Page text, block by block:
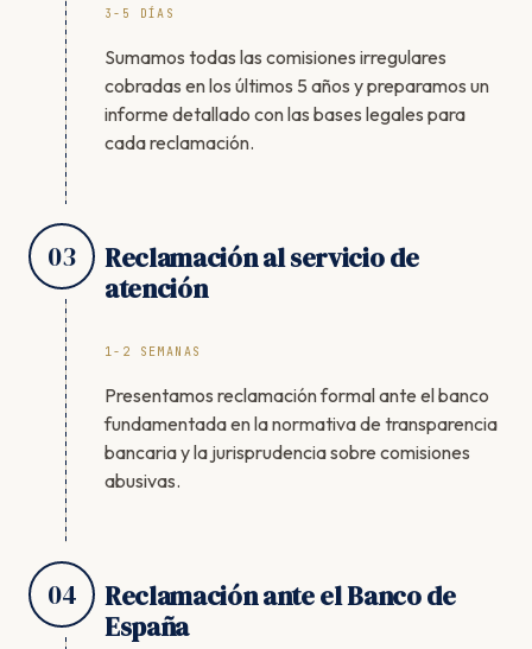
3-5 DÍAS
Sumamos todas las comisiones irregulares
cobradas en los últimos 5 años y preparamos un
informe detallado con las bases legales para
cada reclamación.
03
Reclamación al servicio de
atención
1-2 SEMANAS
Presentamos reclamación formal ante el banco
fundamentada en la normativa de transparencia
bancaria y la jurisprudencia sobre comisiones
abusivas.
04
Reclamación ante el Banco de
España